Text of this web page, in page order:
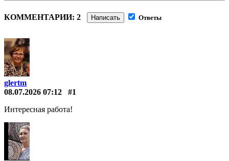
КОММЕНТАРИИ: 2 Написать Ответы
glertm
08.07.2026 07:12
#1
Интересная работа!